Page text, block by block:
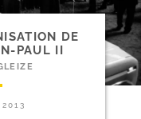
DE
​PAUL II